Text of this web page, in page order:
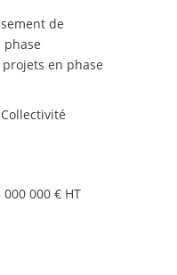
de
phase
en phase
Collectivité
000 000 € HT